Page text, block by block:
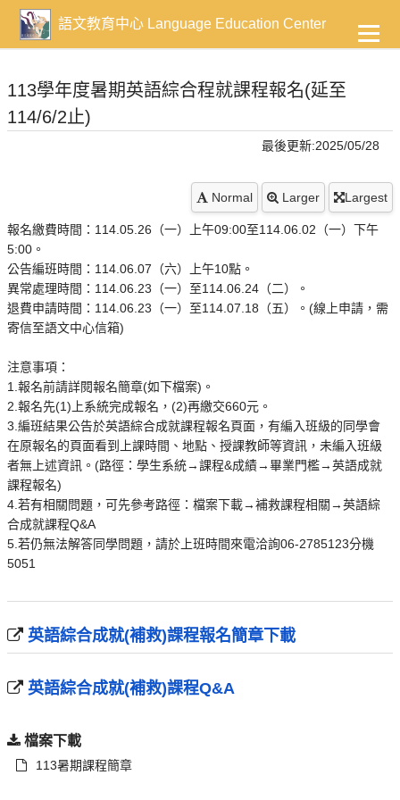
主
要
容
語文教育中心 Language Education Center
113學年度暑期英語綜合程就課程報名(延至
114/6/2止)
最後更新:2025/05/28
Normal Larger Largest
報名繳費時間：114.05.26（一）上午09:00至114.06.02（一）下午
5:00。
公告編班時間：114.06.07（六）上午10點。
異常處理時間：114.06.23（一）至114.06.24（二）。
退費申請時間：114.06.23（一）至114.07.18（五）。(線上申請，需
寄信至語文中心信箱)
注意事項：
1.報名前請詳閱報名簡章(如下檔案)。
2.報名先(1)上系統完成報名，(2)再繳交660元。
3.編班結果公告於英語綜合成就課程報名頁面，有編入班級的同學會
在原報名的頁面看到上課時間、地點、授課教師等資訊，未編入班級
者無上述資訊。(路徑：學生系統→課程&成績→畢業門檻→英語成就
課程報名)
4.若有相關問題，可先參考路徑：檔案下載→補救課程相關→英語綜
合成就課程Q&A
5.若仍無法解答同學問題，請於上班時間來電洽詢06-2785123分機
5051
英語綜合成就(補救)課程報名簡章下載
英語綜合成就(補救)課程Q&A
檔案下載
113暑期課程簡章